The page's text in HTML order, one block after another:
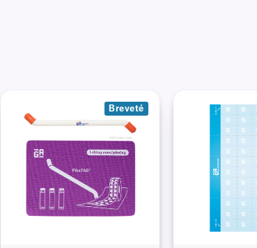
Breveté